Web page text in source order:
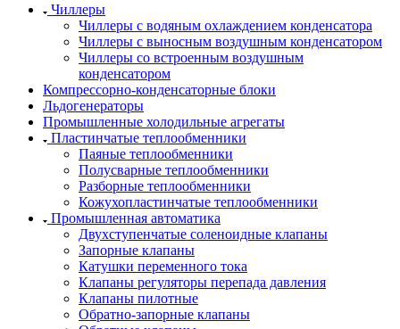
Чиллеры
Чиллеры с водяным охлаждением конденсатора
Чиллеры с выносным воздушным конденсатором
Чиллеры со встроенным воздушным
конденсатором
Компрессорно-конденсаторные блоки
Льдогенераторы
Промышленные холодильные агрегаты
Пластинчатые теплообменники
Паяные теплообменники
Полусварные теплообменники
Разборные теплообменники
Кожухопластинчатые теплообменники
Промышленная автоматика
Двухступенчатые соленоидные клапаны
Запорные клапаны
Катушки переменного тока
Клапаны регуляторы перепада давления
Клапаны пилотные
Обратно-запорные клапаны